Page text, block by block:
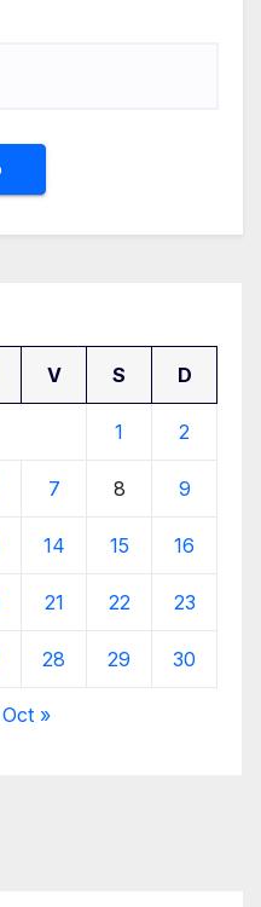
V S D
1 2
7 8 9
14 15 16
21 22 23
28 29 30
Oct »